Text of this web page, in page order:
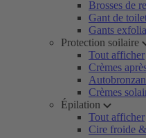
Brosses de
Gant de
Gants
Protection soilaire
Tout afficher
Crèmes
Crèmes
Épilation
Tout afficher
Cire froide